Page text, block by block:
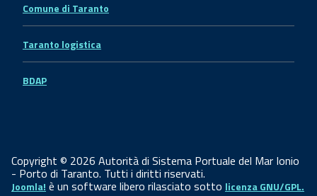
Comune di Taranto
Taranto logistica
BDAP
Copyright © 2026 Autorità di Sistema Portuale del Mar Ionio
- Porto di Taranto. Tutti i diritti riservati.
Joomla! è un software libero rilasciato sotto licenza GNU/GPL.